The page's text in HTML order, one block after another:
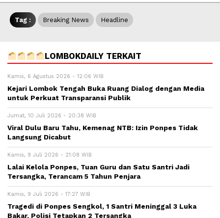
Tag : Breaking News Headline
LOMBOKDAILY TERKAIT
Kamis, 6 Agustus 2026 - 12:06 WIB
Kejari Lombok Tengah Buka Ruang Dialog dengan Media
untuk Perkuat Transparansi Publik
Jumat, 10 Juli 2026 - 20:38 WIB
Viral Dulu Baru Tahu, Kemenag NTB: Izin Ponpes Tidak
Langsung Dicabut
Kamis, 9 Juli 2026 - 21:08 WIB
Lalai Kelola Ponpes, Tuan Guru dan Satu Santri Jadi
Tersangka, Terancam 5 Tahun Penjara
Kamis, 9 Juli 2026 - 17:27 WIB
Tragedi di Ponpes Sengkol, 1 Santri Meninggal 3 Luka
Bakar, Polisi Tetapkan 2 Tersangka